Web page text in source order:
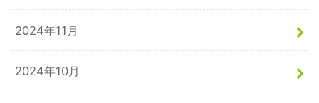
2024年11月
2024年10月